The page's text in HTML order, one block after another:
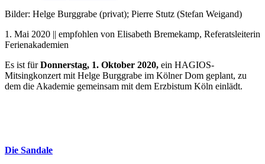
Bilder: Helge Burggrabe (privat); Pierre Stutz (Stefan Weigand)
1. Mai 2020 || empfohlen von Elisabeth Bremekamp, Referatsleiterin
Ferienakademien
Es ist fürDonnerstag, 1. Oktober 2020, ein HAGIOS-
Mitsingkonzert mit Helge Burggrabe im Kölner Dom geplant, zu
dem die Akademie gemeinsam mit dem Erzbistum Köln einlädt.
Die Sandale